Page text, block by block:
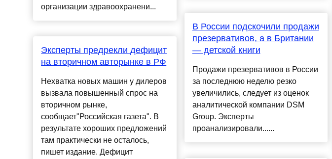
организации здравоохранени...
Эксперты предрекли дефицит
на вторичном авторынке в РФ
Нехватка новых машин у дилеров
вызвала повышенный спрос на
вторичном рынке,
сообщает"Российская газета". В
результате хороших предложений
там практически не осталось,
пишет издание. Дефицит
В России подскочили продажи
презервативов, а в Британии
— детской книги
Продажи презервативов в России
за последнюю неделю резко
увеличились, следует из оценок
аналитической компании DSM
Group. Эксперты
проанализировали......